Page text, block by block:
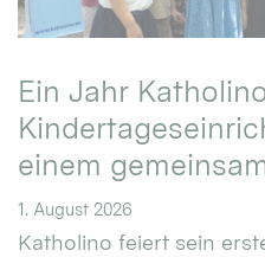
Ein Jahr
einem
1. August 2026
Katholino feiert sein